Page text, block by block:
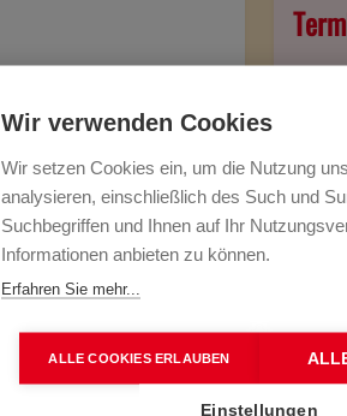
Wir
Unsere Standorte im
Wir verwenden Cookies
Wir setzen Cookies ein, um die Nutzung
analysieren, einschließlich des Such und
Suchbegriffen und Ihnen auf Ihr
Informationen anbieten zu können.
Erfahren Sie mehr...
ALLE COOKIES ERLAUBEN
Einstellungen